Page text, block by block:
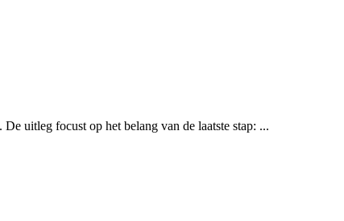
uitleg focust op het belang van de laatste stap: ...